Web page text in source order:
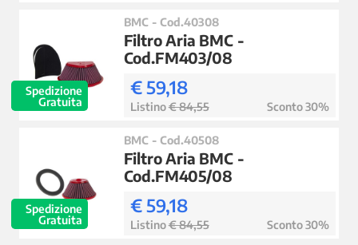
Spedizione
Gratuita
BMC - Cod.40308
Filtro Aria BMC -
Cod.FM403/08
€ 59,18
Listino€ 84,55 Sconto 30%
Spedizione
Gratuita
BMC - Cod.40508
Filtro Aria BMC -
Cod.FM405/08
€ 59,18
Listino€ 84,55 Sconto 30%